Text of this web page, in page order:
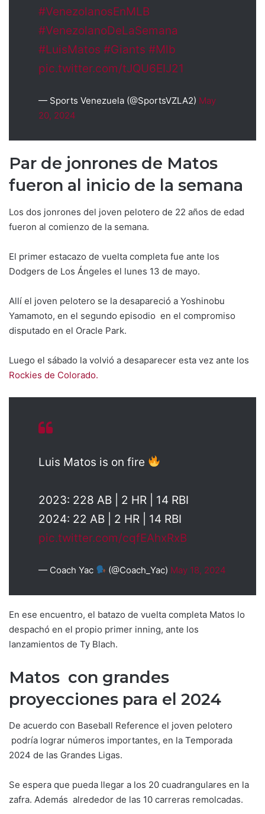
#VenezolanosEnMLB
#VenezolanoDeLaSemana
#LuisMatos #Giants #Mlb
pic.twitter.com/tJQU6EIJ21
— Sports Venezuela (@SportsVZLA2) May
20, 2024
Par de jonrones de Matos
fueron al inicio de la semana
Los dos jonrones del joven pelotero de 22 años de edad
fueron al comienzo de la semana.
El primer estacazo de vuelta completa fue ante los
Dodgers de Los Ángeles el lunes 13 de mayo.
Allí el joven pelotero se la desapareció a Yoshinobu
Yamamoto, en el segundo episodio en el compromiso
disputado en el Oracle Park.
Luego el sábado la volvió a desaparecer esta vez ante los
Rockies de Colorado.
Luis Matos is on fire
2023: 228 AB | 2 HR | 14 RBI
2024: 22 AB | 2 HR | 14 RBI
pic.twitter.com/cqfEAhxRxB
— Coach Yac (@Coach_Yac) May 18, 2024
En ese encuentro, el batazo de vuelta completa Matos lo
despachó en el propio primer inning, ante los
lanzamientos de Ty Blach.
Matos con grandes
proyecciones para el 2024
De acuerdo con Baseball Reference el joven pelotero
podría lograr números importantes, en la Temporada
2024 de las Grandes Ligas.
Se espera que pueda llegar a los 20 cuadrangulares en la
zafra. Además alrededor de las 10 carreras remolcadas.